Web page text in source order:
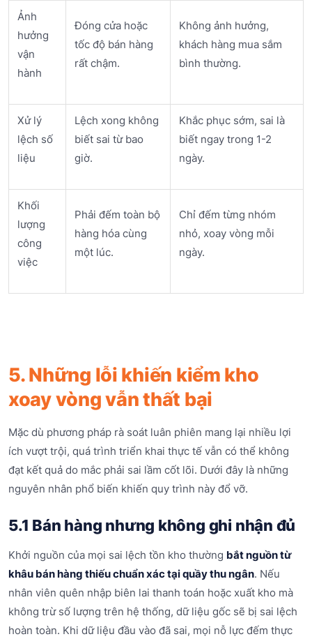
Ảnh
hưởng
vận
hành
Đóng cửa hoặc
tốc độ bán hàng
rất chậm.
Không ảnh hưởng,
khách hàng mua sắm
bình thường.
Xử lý
lệch số
liệu
Lệch xong không
biết sai từ bao
giờ.
Khắc phục sớm, sai là
biết ngay trong 1-2
ngày.
Khối
lượng
công
việc
Phải đếm toàn bộ
hàng hóa cùng
một lúc.
Chỉ đếm từng nhóm
nhỏ, xoay vòng mỗi
ngày.
5. Những lỗi khiến kiểm kho
xoay vòng vẫn thất bại
Mặc dù phương pháp rà soát luân phiên mang lại nhiều lợi
ích vượt trội, quá trình triển khai thực tế vẫn có thể không
đạt kết quả do mắc phải sai lầm cốt lõi. Dưới đây là những
nguyên nhân phổ biến khiến quy trình này đổ vỡ.
5.1 Bán hàng nhưng không ghi nhận đủ
Khởi nguồn của mọi sai lệch tồn kho thường bắt nguồn từ
khâu bán hàng thiếu chuẩn xác tại quầy thu ngân. Nếu
nhân viên quên nhập biên lai thanh toán hoặc xuất kho mà
không trừ số lượng trên hệ thống, dữ liệu gốc sẽ bị sai lệch
hoàn toàn. Khi dữ liệu đầu vào đã sai, mọi nỗ lực đếm thực